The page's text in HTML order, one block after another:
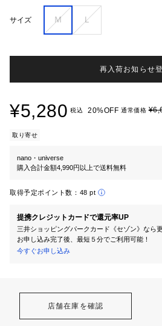
サイズ Ｍ Ｌ
再入荷お知らせ
¥5,280 税込 20%OFF 通常価格
取り寄せ
nano・universe
購入合計金額4,990円以上で送料無料
取得予定ポイント数： 48 pt
提携クレジットカードで還元率UP
三井ショッピングパークカード《セゾン》なら
お申し込み完了後、最短５分でご利用可能！
今すぐお申し込み
店舗在庫を確認